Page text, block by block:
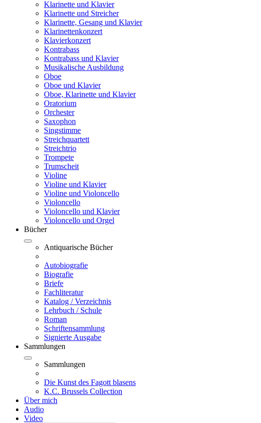
Klarinette und Klavier
Klarinette und Streicher
Klarinette, Gesang und Klavier
Klarinettenkonzert
Klavierkonzert
Kontrabass
Kontrabass und Klavier
Musikalische Ausbildung
Oboe
Oboe und Klavier
Oboe, Klarinette und Klavier
Oratorium
Orchester
Saxophon
Singstimme
Streichquartett
Streichtrio
Trompete
Trumscheit
Violine
Violine und Klavier
Violine und Violoncello
Violoncello
Violoncello und Klavier
Violoncello und Orgel
Bücher
Antiquarische Bücher
Autobiografie
Biografie
Briefe
Fachliteratur
Katalog / Verzeichnis
Lehrbuch / Schule
Roman
Schriftensammlung
Signierte Ausgabe
Sammlungen
Sammlungen
Die Kunst des Fagott blasens
K.C. Brussels Collection
Über mich
Audio
Video